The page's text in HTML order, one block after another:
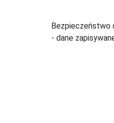
Bezpieczeństwo
- dane